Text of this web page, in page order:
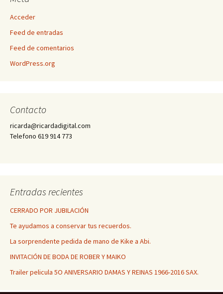
Acceder
Feed de entradas
Feed de comentarios
WordPress.org
Contacto
ricarda@ricardadigital.com
Telefono 619 914 773
Entradas recientes
CERRADO POR JUBILACIÓN
Te ayudamos a conservar tus recuerdos.
La sorprendente pedida de mano de Kike a Abi.
INVITACIÓN DE BODA DE ROBER Y MAIKO
Trailer pelicula 5O ANIVERSARIO DAMAS Y REINAS 1966-2016 SAX.